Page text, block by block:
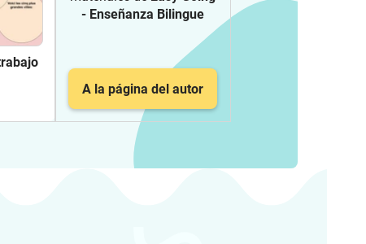
- Enseñanza Bilingue
A la página del autor